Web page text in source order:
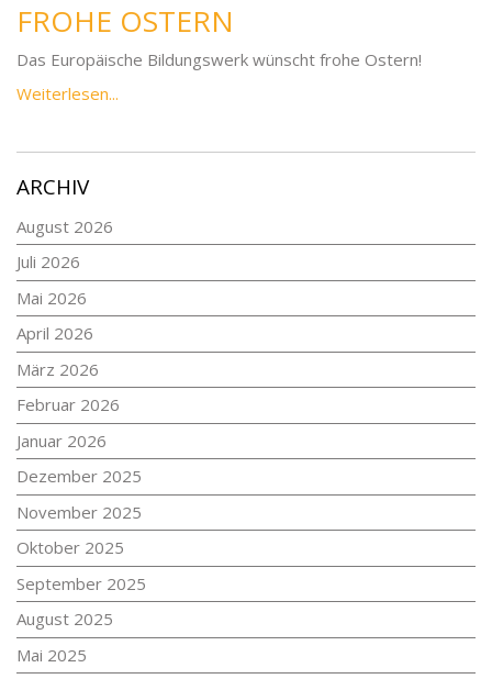
FROHE OSTERN
Das Europäische Bildungswerk wünscht frohe Ostern!
Weiterlesen...
ARCHIV
August 2026
Juli 2026
Mai 2026
April 2026
März 2026
Februar 2026
Januar 2026
Dezember 2025
November 2025
Oktober 2025
September 2025
August 2025
Mai 2025